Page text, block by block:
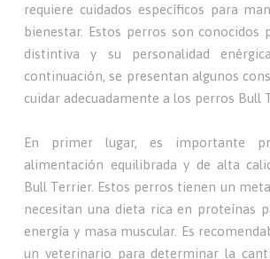
requiere cuidados específicos para
bienestar. Estos perros son conocidos
distintiva y su personalidad
continuación, se presentan algunos
cuidar adecuadamente a los perros Bull
En primer lugar, es importante
alimentación equilibrada y de alta
Bull Terrier. Estos perros tienen un
necesitan una dieta rica en proteínas
energía y masa muscular. Es
un veterinario para determinar la